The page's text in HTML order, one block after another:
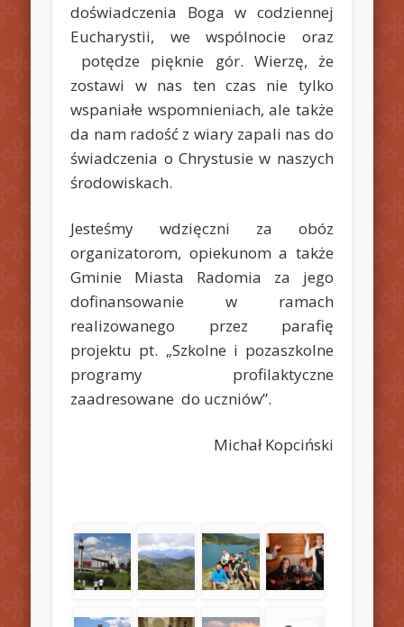
doświadczenia Boga w codziennej
Eucharystii, we wspólnocie oraz
potędze pięknie gór. Wierzę, że
zostawi w nas ten czas nie tylko
wspaniałe wspomnieniach, ale także
da nam radość z wiary zapali nas do
świadczenia o Chrystusie w naszych
środowiskach.
Jesteśmy wdzięczni za obóz
organizatorom, opiekunom a także
Gminie Miasta Radomia za jego
dofinansowanie w ramach
realizowanego przez parafię
projektu pt. „Szkolne i pozaszkolne
programy profilaktyczne
zaadresowane do uczniów”.
Michał Kopciński